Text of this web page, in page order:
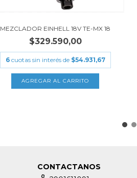
MEZCLADOR EINHELL 18V TE-MX 18
$329.590,00
6 cuotas sin interés de $54.931,67
CONTACTANOS